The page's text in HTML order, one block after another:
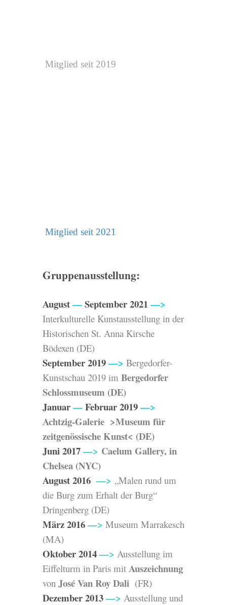
Mitglied seit 2019
Mitglied seit 2021
Gruppenausstellung:
August—September 2021 —>
Interkulturelle Kunstausstellung in der
Historischen St. Anna Kirsche
Bödexen (DE)
September 2019—> Bergedorfer-
Kunstschau 2019 im Bergedorfer
Schlossmuseum (DE)
Januar—Februar 2019—>
Achtzig-Galerie >Museum für
zeitgenössische Kunst< (DE)
Juni 2017—> Caelum Gallery, in
Chelsea (NYC)
August 2016 —> „Malen rund um
die Burg zum Erhalt der Burg“
Dringenberg (DE)
März 2016—> Museum Marrakesch
(MA)
Oktober 2014—> Ausstellung im
Eiffelturm in Paris mit Auszeichnung
von José Van Roy Dali (FR)
Dezember 2013—> Ausstellung und